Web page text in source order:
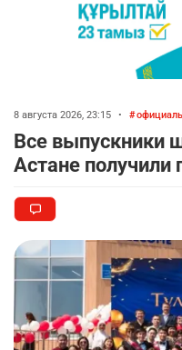
8 августа 2026, 23:15 •
Все выпускники
Астане получили